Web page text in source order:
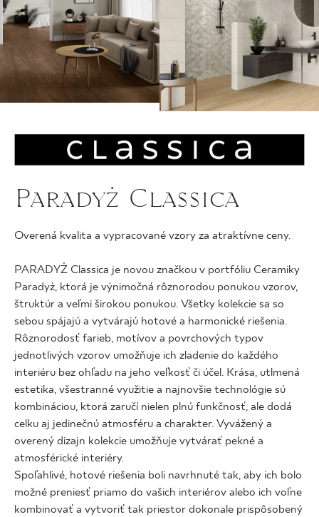
Paradyż Classica
Overená kvalita a vypracované vzory za atraktívne ceny.
PARADYŻ Classica je novou značkou v portfóliu Ceramiky
Paradyż, ktorá je výnimočná rôznorodou ponukou vzorov,
štruktúr a veľmi širokou ponukou. Všetky kolekcie sa so
sebou spájajú a vytvárajú hotové a harmonické riešenia.
Rôznorodosť farieb, motívov a povrchových typov
jednotlivých vzorov umožňuje ich zladenie do každého
interiéru bez ohľadu na jeho veľkosť či účel. Krása, utlmená
estetika, všestranné využitie a najnovšie technológie sú
kombináciou, ktorá zaručí nielen plnú funkčnosť, ale dodá
celku aj jedinečnú atmosféru a charakter. Vyvážený a
overený dizajn kolekcie umožňuje vytvárať pekné a
atmosférické interiéry.
Spoľahlivé, hotové riešenia boli navrhnuté tak, aby ich bolo
možné preniesť priamo do vašich interiérov alebo ich voľne
kombinovať a vytvoriť tak priestor dokonale prispôsobený